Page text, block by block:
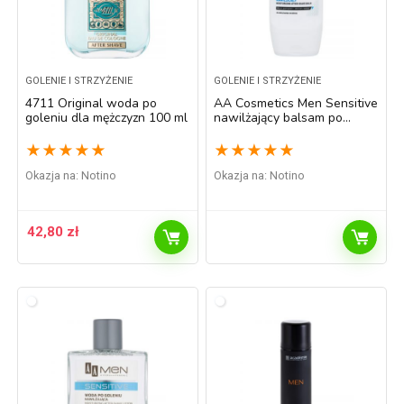
GOLENIE I STRZYŻENIE
4711 Original woda po
goleniu dla mężczyzn 100 ml
★ ★ ★ ★ ★
Okazja na: Notino
42,80 zł
GOLENIE I STRZYŻENIE
AA Cosmetics Men Sensitive
nawilżający balsam po
★ ★ ★ ★ ★
Okazja na: Notino